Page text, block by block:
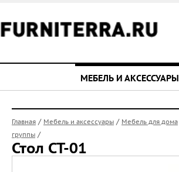
МЕБЕЛЬ И АКСЕССУАРЫ
Главная / Мебель и аксессуары / Мебель для дома
группы /
Стол СТ-01